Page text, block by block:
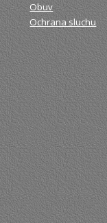
Obuv
Ochrana sluchu